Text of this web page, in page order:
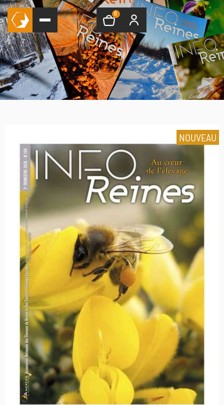
0
NOUVEAU